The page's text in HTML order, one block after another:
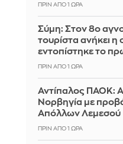
ΠΡΙΝ ΑΠΌ 1 ΏΡΑ
Σύμη: Στον 8ο
τουρίστα ανήκει
εντοπίστηκε το
ΠΡΙΝ ΑΠΌ 1 ΏΡΑ
Αντίπαλος ΠΑΟΚ:
Νορβηγία με
Απόλλων Λεμεσού
ΠΡΙΝ ΑΠΌ 1 ΏΡΑ